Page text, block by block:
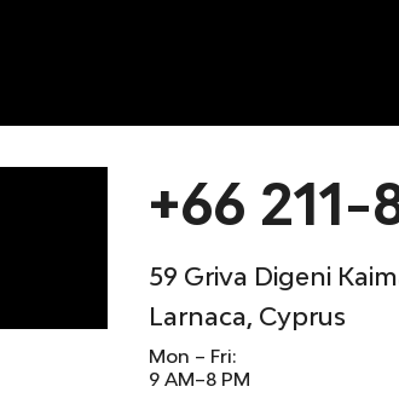
+66 211-
59 Griva Digeni
Larnaca, Cyprus
Mon – Fri:
9 AM–8 PM